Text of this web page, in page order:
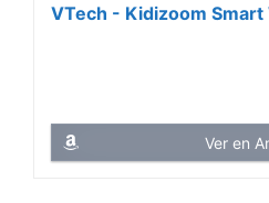
VTech - Kidizoom Smart
Ver en